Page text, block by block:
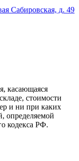
Сабировская, д. 49
касающаяся
стоимости
и ни при каких
определяемой
кодекса РФ.